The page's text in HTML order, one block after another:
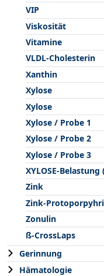
VIP
Viskosität
Vitamine
VLDL-Cholesterin
Xanthin
Xylose
Xylose
Xylose / Probe 1
Xylose / Probe 2
Xylose / Probe 3
XYLOSE-Belastung
Zink
Zink-
Zonulin
ß-CrossLaps
Gerinnung
Hämatologie